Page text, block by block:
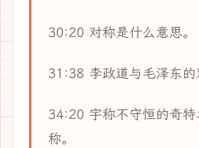
30:20 对称是什么意思。
31:38 李政道与毛泽东的
34:20 宇称不守恒的奇
称。